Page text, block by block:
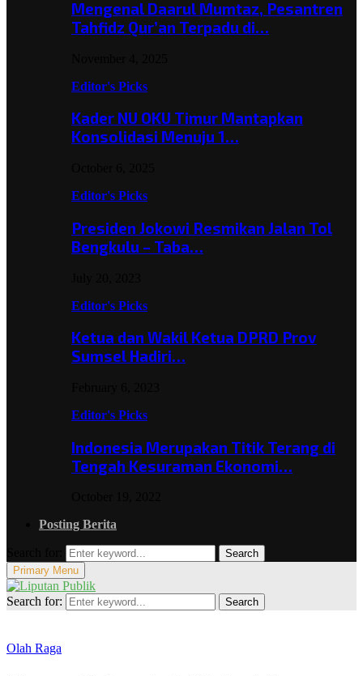
Mengenal Daarul Mumtaz, Pesantren
Tahfidz Qur’an Terpadu di…
Editor's Picks
Kader NU OKU Timur Mantapkan
Konsolidasi Menuju 1…
Editor's Picks
Presiden Jokowi Resmikan Jalan Tol
Bengkulu – Taba…
Editor's Picks
Ketua dan Wakil Ketua DPRD Prov
Sumsel Hadiri…
Editor's Picks
Indonesia Merupakan Titik Terang di
Tengah Kesuraman Ekonomi…
Posting Berita
Search
Primary Menu
Search for: Search
Olah Raga